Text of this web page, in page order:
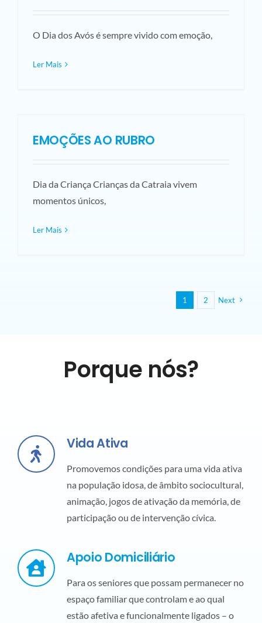
O Dia dos Avós é sempre vivido com emoção,
Ler Mais
EMOÇÕES AO RUBRO
Dia da Criança Crianças da Catraia vivem
momentos únicos,
Ler Mais
1 2 Next
Porque nós?
Vida Ativa
Promovemos condições para uma vida ativa
na população idosa, de âmbito sociocultural,
animação, jogos de ativação da memória, de
participação ou de intervenção cívica.
Apoio Domiciliário
Para os seniores que possam permanecer no
espaço familiar que controlam e ao qual
estão afetiva e funcionalmente ligados – o